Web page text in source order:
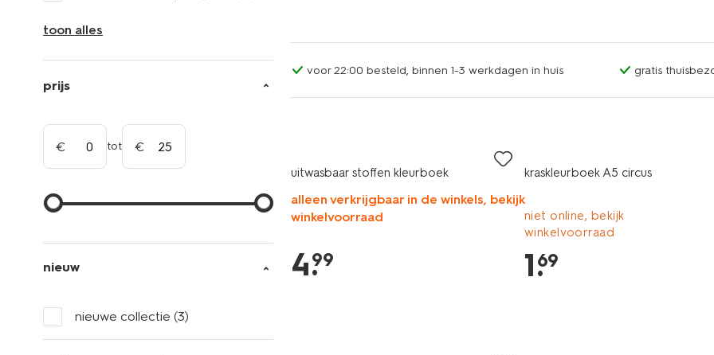
toon alles
prijs
tot
nieuw
nieuwe collectie (3)
voor 22:00 besteld, binnen 1-3 werkdagen in huis gratis
uitwasbaar stoffen kleurboek
alleen verkrijgbaar in de winkels, bekijk
winkelvoorraad
4.
99
kraskleurboek A5 circus
niet online, bekijk
winkelvoorraad
1.
69